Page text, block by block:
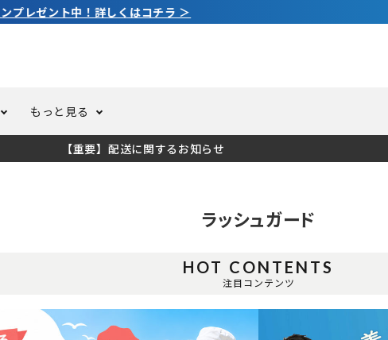
3,980円（税込）以上のご購入で送料無料！
水中ライト・ビデオライト
アクセサリー
サーフ
今コレ愛用してます！
もっと見る
海の遊びをもっと知る
【重要】配送に関するお知らせ
ラッシュガード
HOT CONTENTS
注目コンテンツ